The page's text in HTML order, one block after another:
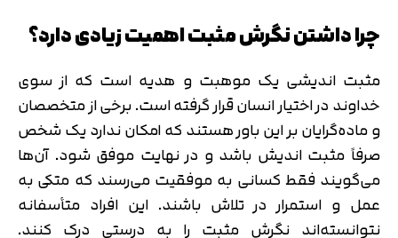
چرا داشتن نگرش مثبت اهمیت زیادی دارد؟
مثبت‌ اندیشی یک موهبت و هدیه است که از سوی
خداوند در اختیار انسان قرار گرفته است. برخی از متخصصان
و ماده‌گرایان بر این باور هستند که امکان ندارد یک شخص
صرفاً مثبت اندیش باشد و در نهایت موفق شود. آن‌ها
می‌گویند فقط کسانی به موفقیت می‌رسند که متکی به
عمل و استمرار در تلاش باشند. این افراد متأسفانه
نتوانسته‌اند نگرش مثبت را به درستی درک کنند.